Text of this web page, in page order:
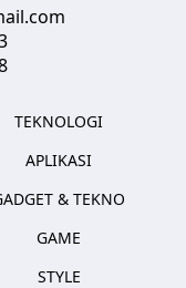
TEKNOLOGI
APLIKASI
& TEKNO
GAME
STYLE